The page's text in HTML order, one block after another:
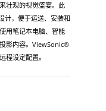
壮观的视觉盛宴。此
计，便于运送、安装和
用笔记本电脑、智能
影内容。ViewSonic®
程设定配置。